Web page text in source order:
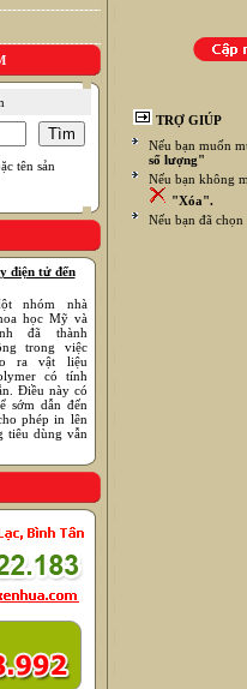
tên sản
điện tử đến
nhóm nhà
học Mỹ và
đã thành
trong việc
ra vật liệu
có tính
Điều này có
sớm dẫn đến
phép in lên
tiêu dùng vẫn
TRỢ GIÚP
Nếu bạn muốn
số lượng"
Nếu bạn không
"Xóa".
Nếu bạn đã